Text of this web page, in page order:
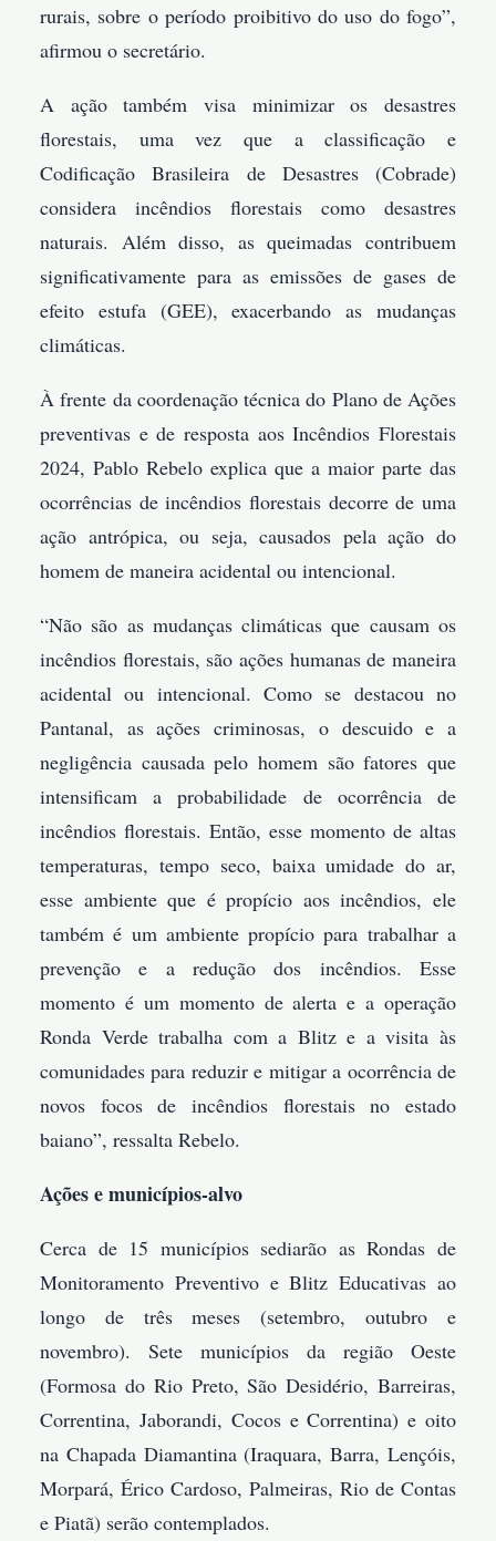
rurais, sobre o período proibitivo do uso do fogo”,
afirmou o secretário.
A ação também visa minimizar os desastres
florestais, uma vez que a classificação e
Codificação Brasileira de Desastres (Cobrade)
considera incêndios florestais como desastres
naturais. Além disso, as queimadas contribuem
significativamente para as emissões de gases de
efeito estufa (GEE), exacerbando as mudanças
climáticas.
À frente da coordenação técnica do Plano de Ações
preventivas e de resposta aos Incêndios Florestais
2024, Pablo Rebelo explica que a maior parte das
ocorrências de incêndios florestais decorre de uma
ação antrópica, ou seja, causados pela ação do
homem de maneira acidental ou intencional.
“Não são as mudanças climáticas que causam os
incêndios florestais, são ações humanas de maneira
acidental ou intencional. Como se destacou no
Pantanal, as ações criminosas, o descuido e a
negligência causada pelo homem são fatores que
intensificam a probabilidade de ocorrência de
incêndios florestais. Então, esse momento de altas
temperaturas, tempo seco, baixa umidade do ar,
esse ambiente que é propício aos incêndios, ele
também é um ambiente propício para trabalhar a
prevenção e a redução dos incêndios. Esse
momento é um momento de alerta e a operação
Ronda Verde trabalha com a Blitz e a visita às
comunidades para reduzir e mitigar a ocorrência de
novos focos de incêndios florestais no estado
baiano”, ressalta Rebelo.
Ações e municípios-alvo
Cerca de 15 municípios sediarão as Rondas de
Monitoramento Preventivo e Blitz Educativas ao
longo de três meses (setembro, outubro e
novembro). Sete municípios da região Oeste
(Formosa do Rio Preto, São Desidério, Barreiras,
Correntina, Jaborandi, Cocos e Correntina) e oito
na Chapada Diamantina (Iraquara, Barra, Lençóis,
Morpará, Érico Cardoso, Palmeiras, Rio de Contas
e Piatã) serão contemplados.